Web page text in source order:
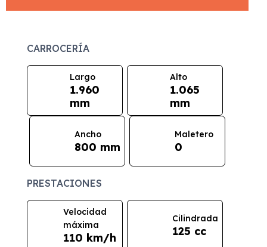
CARROCERÍA
Largo
1.960
mm
Alto
1.065
mm
Ancho
800 mm
Maletero
0
PRESTACIONES
Velocidad
máxima
110 km/h
Cilindrada
125 cc